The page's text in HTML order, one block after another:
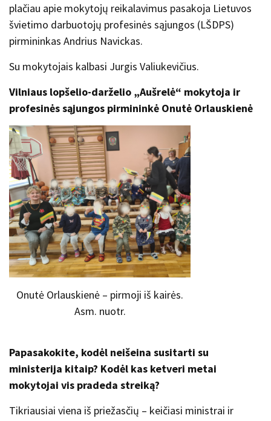
plačiau apie mokytojų reikalavimus pasakoja Lietuvos
švietimo darbuotojų profesinės sąjungos (LŠDPS)
pirmininkas Andrius Navickas.
Su mokytojais kalbasi Jurgis Valiukevičius.
Vilniaus lopšelio-darželio „Aušrelė“ mokytoja ir
profesinės sąjungos pirmininkė Onutė Orlauskienė
Onutė Orlauskienė – pirmoji iš kairės.
Asm. nuotr.
Papasakokite, kodėl neišeina susitarti su
ministerija kitaip? Kodėl kas ketveri metai
mokytojai vis pradeda streiką?
Tikriausiai viena iš priežasčių – keičiasi ministrai ir